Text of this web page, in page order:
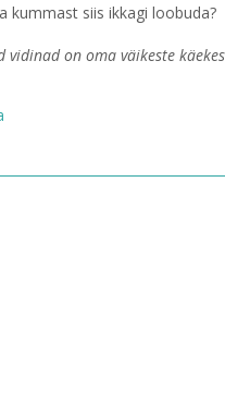
kummast siis ikkagi loobuda?
on oma väikeste